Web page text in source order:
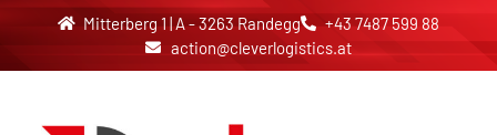
Mitterberg 1 | A - 3263 Randegg
+43 7487 599 88
action@cleverlogistics.at